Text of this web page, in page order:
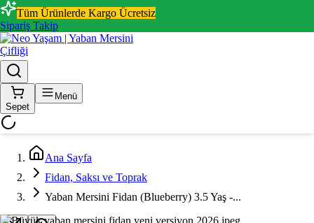
Tüm Ürünlerde Kargo Ücretsiz
Sipariş Takip
Sepet
Menü
Ana Sayfa
Fidan, Saksı ve Toprak
Yaban Mersini Fidan (Blueberry) 3.5 Yaş -...